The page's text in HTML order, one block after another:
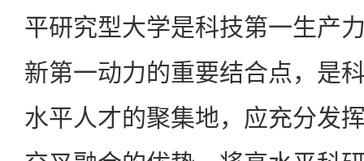
平研究型大学是科技第一生产
新第一动力的重要结合点，是
水平人才的聚集地，应充分发